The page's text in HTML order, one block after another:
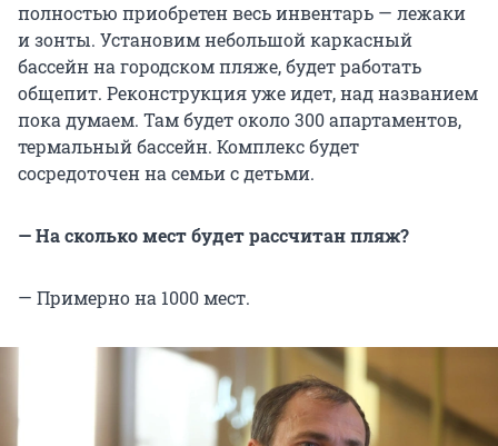
полностью приобретен весь инвентарь — лежаки
и зонты. Установим небольшой каркасный
бассейн на городском пляже, будет работать
общепит. Реконструкция уже идет, над названием
пока думаем. Там будет около 300 апартаментов,
термальный бассейн. Комплекс будет
сосредоточен на семьи с детьми.
— На сколько мест будет рассчитан пляж?
— Примерно на 1000 мест.